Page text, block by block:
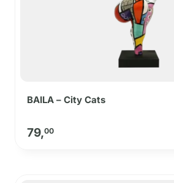
BAILA – City Cats
79,00